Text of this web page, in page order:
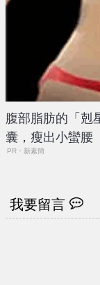
腹部脂肪的「剋
囊，瘦出小蠻腰
PR・新素簡
我要留言